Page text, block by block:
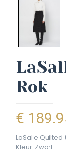
Rok
€
LaSalle
Kleur: Zwart